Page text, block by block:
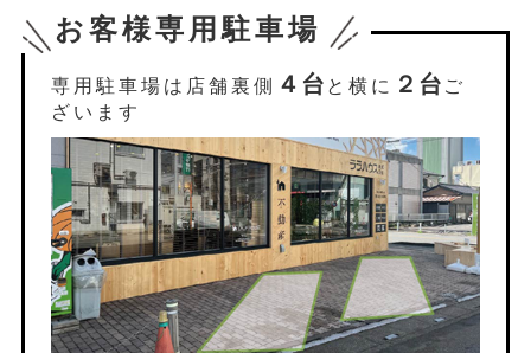
お客様専用駐車場
専用駐車場は店舗裏側 ４台 と横に ２台 ご
ざいます